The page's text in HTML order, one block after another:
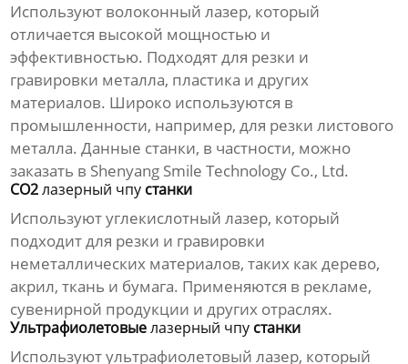
Используют волоконный лазер, который
отличается высокой мощностью и
эффективностью. Подходят для резки и
гравировки металла, пластика и других
материалов. Широко используются в
промышленности, например, для резки листового
металла. Данные станки, в частности, можно
заказать в Shenyang Smile Technology Co., Ltd.
CO2лазерный чпу станки
Используют углекислотный лазер, который
подходит для резки и гравировки
неметаллических материалов, таких как дерево,
акрил, ткань и бумага. Применяются в рекламе,
сувенирной продукции и других отраслях.
Ультрафиолетовыелазерный чпу станки
Используют ультрафиолетовый лазер, который